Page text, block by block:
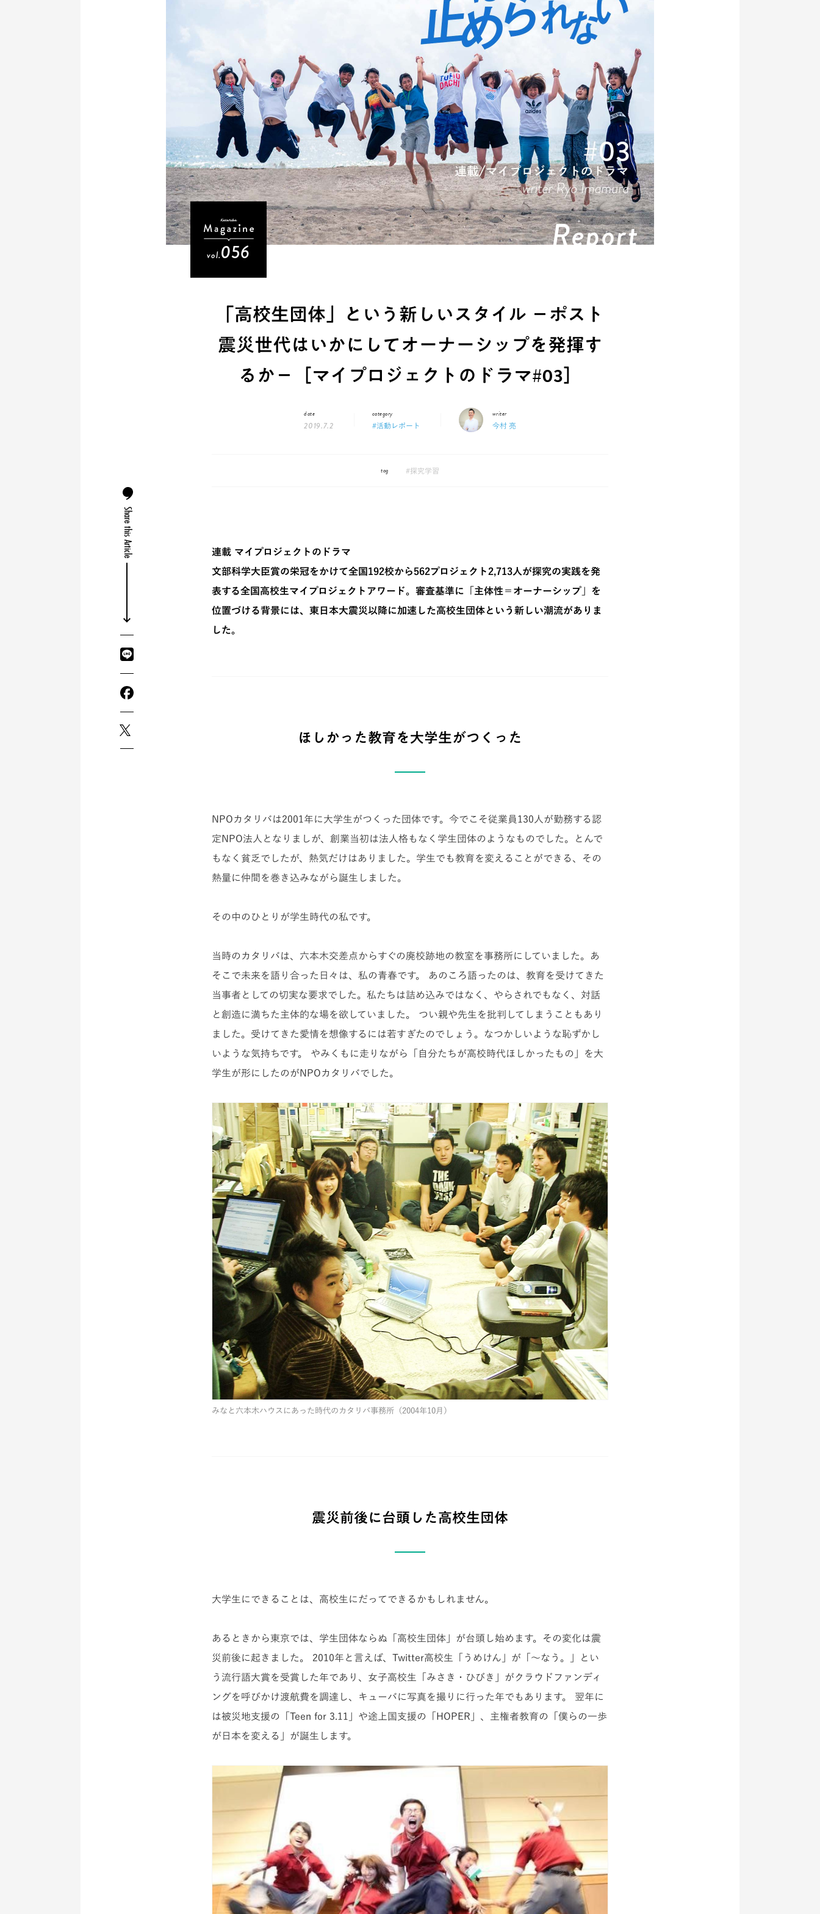
「高校生団体」という新しいスタイル －ポスト
震災世代はいかにしてオーナーシップを発揮す
るか－［マイプロジェクトのドラマ#03］
vol.056 Report
date
2019.7.2
category
#活動レポート
writer
今村 亮
tag #探究学習
Share this Article
連載 マイプロジェクトのドラマ
文部科学大臣賞の栄冠をかけて全国192校から562プロジェクト2,713人が探究の実践を発
表する全国高校生マイプロジェクトアワード。審査基準に「主体性＝オーナーシップ」を
位置づける背景には、東日本大震災以降に加速した高校生団体という新しい潮流がありま
した。
ほしかった教育を大学生がつくった
NPOカタリバは2001年に大学生がつくった団体です。今でこそ従業員130人が勤務する認
定NPO法人となりましが、創業当初は法人格もなく学生団体のようなものでした。とんで
もなく貧乏でしたが、熱気だけはありました。学生でも教育を変えることができる、その
熱量に仲間を巻き込みながら誕生しました。
その中のひとりが学生時代の私です。
当時のカタリバは、六本木交差点からすぐの廃校跡地の教室を事務所にしていました。あ
そこで未来を語り合った日々は、私の青春です。 あのころ語ったのは、教育を受けてきた
当事者としての切実な要求でした。私たちは詰め込みではなく、やらされでもなく、対話
と創造に満ちた主体的な場を欲していました。 つい親や先生を批判してしまうこともあり
ました。受けてきた愛情を想像するには若すぎたのでしょう。なつかしいような恥ずかし
いような気持ちです。 やみくもに走りながら「自分たちが高校時代ほしかったもの」を大
学生が形にしたのがNPOカタリバでした。
みなと六本木ハウスにあった時代のカタリバ事務所（2004年10月）
震災前後に台頭した高校生団体
大学生にできることは、高校生にだってできるかもしれません。
あるときから東京では、学生団体ならぬ「高校生団体」が台頭し始めます。その変化は震
災前後に起きました。 2010年と言えば、Twitter高校生「うめけん」が「～なう。」とい
う流行語大賞を受賞した年であり、女子高校生「みさき・ひびき」がクラウドファンディ
ングを呼びかけ渡航費を調達し、キューバに写真を撮りに行った年でもあります。 翌年に
は被災地支援の「Teen for 3.11」や途上国支援の「HOPER」、主権者教育の「僕らの一歩
が日本を変える」が誕生します。